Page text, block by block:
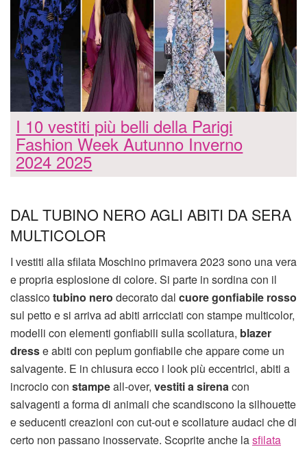
I 10 vestiti più belli della Parigi
Fashion Week Autunno Inverno
2024 2025
DAL TUBINO NERO AGLI ABITI DA SERA
MULTICOLOR
I vestiti alla sfilata Moschino primavera 2023 sono una vera
e propria esplosione di colore. Si parte in sordina con il
classicotubino nero decorato dal cuore gonfiabile rosso
sul petto e si arriva ad abiti arricciati con stampe multicolor,
modelli con elementi gonfiabili sulla scollatura, blazer
dresse abiti con peplum gonfiabile che appare come un
salvagente. E in chiusura ecco i look più eccentrici, abiti a
incrocio con stampeall-over, vestiti a sirena con
salvagenti a forma di animali che scandiscono la silhouette
e seducenti creazioni con cut-out e scollature audaci che di
certo non passano inosservate. Scoprite anche lasfilata